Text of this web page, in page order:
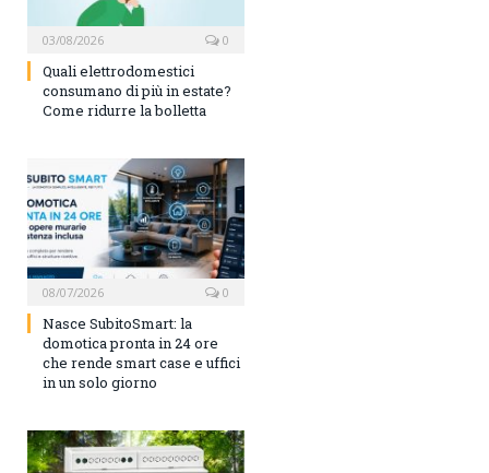
03/08/2026 0
Quali elettrodomestici
consumano di più in estate?
Come ridurre la bolletta
08/07/2026 0
Nasce SubitoSmart: la
domotica pronta in 24 ore
che rende smart case e uffici
in un solo giorno